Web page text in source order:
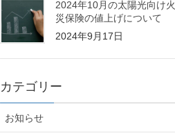
2024年10月の太陽光向け火
災保険の値上げについて
2024年9月17日
カテゴリー
お知らせ